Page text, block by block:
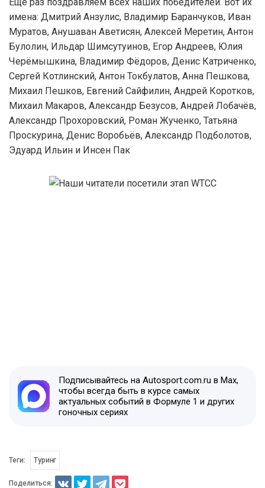
имена: Дмитрий Анзулис, Владимир Баранчуков, Иван
Муратов, Анушаван Аветисян, Алексей Меретин, Антон
Булолин, Ильдар Шимсутуинов, Егор Андреев, Юлия
Черёмышкина, Владимир Фёдоров, Денис Катриченко,
Сергей Котлинский, Антон Токбулатов, Анна Пешкова,
Михаил Пешков, Евгений Сайфилин, Андрей Коротков,
Михаил Макаров, Александр Безусов, Андрей Лобачёв,
Александр Прохоровский, Роман Жученко, Татьяна
Проскурина, Денис Воробьёв, Александр Подболотов,
Эдуард Ильин и Инсен Пак
Подписывайтесь на Autosport.com.ru в Max,
чтобы всегда быть в курсе самых
актуальных событий в Формуле 1 и других
гоночных сериях
Теги: Туринг
Поделиться: